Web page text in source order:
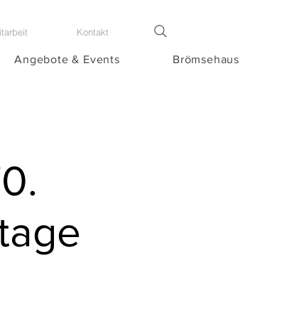
Kontakt
Angebote & Events Brömsehaus